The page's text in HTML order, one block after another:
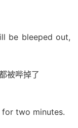
be bleeped out,
被哔掉了
two minutes.